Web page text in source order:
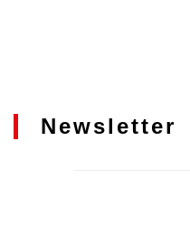
Newsletter